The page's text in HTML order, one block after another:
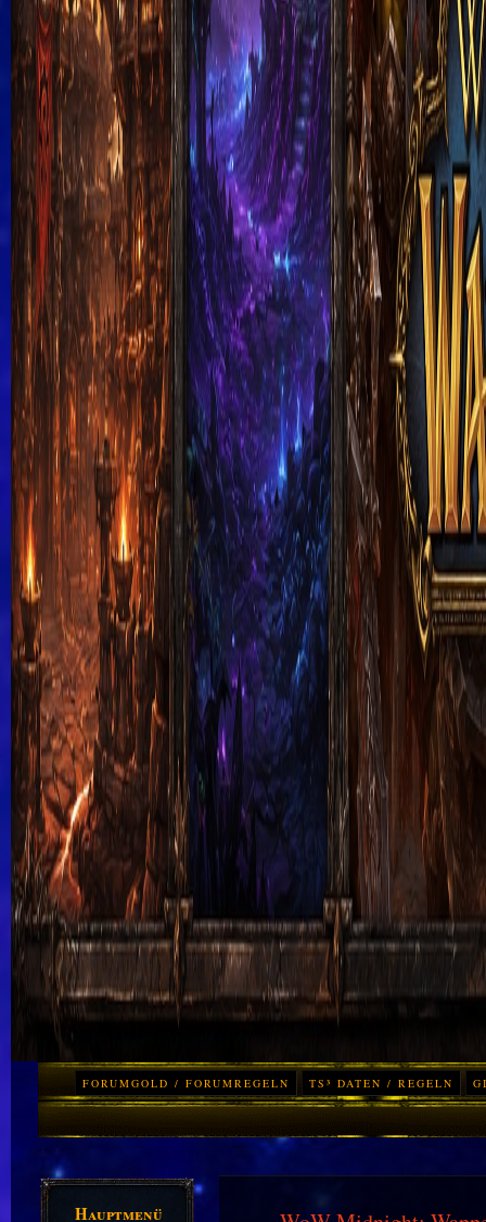
FORUMGOLD / FORUMREGELN TS³ DATEN / REGELN
Hauptmenü